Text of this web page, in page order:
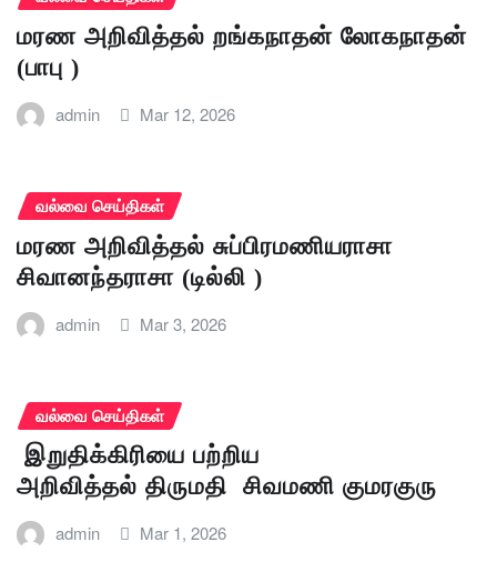
மரண அறிவித்தல் றங்கநாதன் லோகநாதன்
(பாபு )
admin Mar 12, 2026
வல்வை செய்திகள்
மரண அறிவித்தல் சுப்பிரமணியராசா
சிவானந்தராசா (டில்லி )
admin Mar 3, 2026
வல்வை செய்திகள்
இறுதிக்கிரியை பற்றிய
அறிவித்தல் திருமதி சிவமணி குமரகுரு
admin Mar 1, 2026